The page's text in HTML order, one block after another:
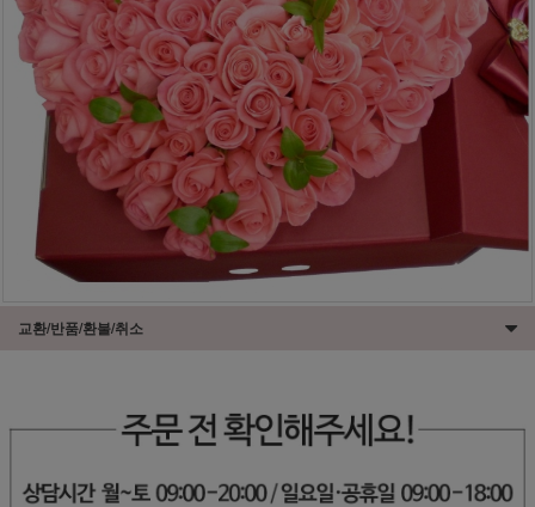
교환/반품/환불/취소